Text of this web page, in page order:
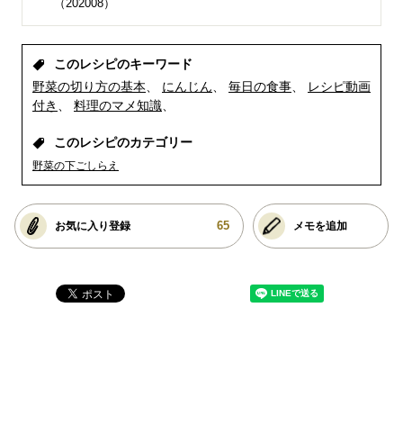
（202008）
このレシピのキーワード
野菜の切り方の基本
にんじん 毎日の食事
レシピ動画
付き
料理のマメ知識
このレシピのカテゴリー
野菜の下ごしらえ
お気に入り登録 65 メモを追加